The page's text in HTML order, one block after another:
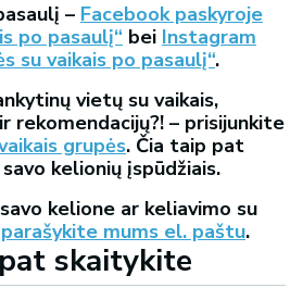
– Facebook paskyroje
po pasaulį“ bei Instagram
su vaikais po pasaulį“.
vietų su vaikais,
rekomendacijų?! – prisijunkite
grupės. Čia taip pat
kelionių įspūdžiais.
kelione ar keliavimo su
parašykite mums el. paštu.
skaitykite